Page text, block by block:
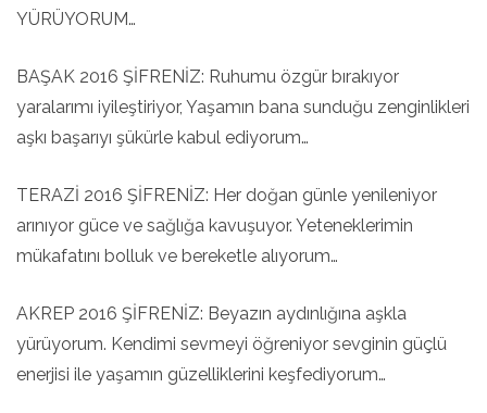
YÜRÜYORUM…
BAŞAK 2016 ŞİFRENİZ: Ruhumu özgür bırakıyor
yaralarımı iyileştiriyor, Yaşamın bana sunduğu zenginlikleri
aşkı başarıyı şükürle kabul ediyorum…
TERAZİ 2016 ŞİFRENİZ: Her doğan günle yenileniyor
arınıyor güce ve sağlığa kavuşuyor. Yeteneklerimin
mükafatını bolluk ve bereketle alıyorum…
AKREP 2016 ŞİFRENİZ: Beyazın aydınlığına aşkla
yürüyorum. Kendimi sevmeyi öğreniyor sevginin güçlü
enerjisi ile yaşamın güzelliklerini keşfediyorum…